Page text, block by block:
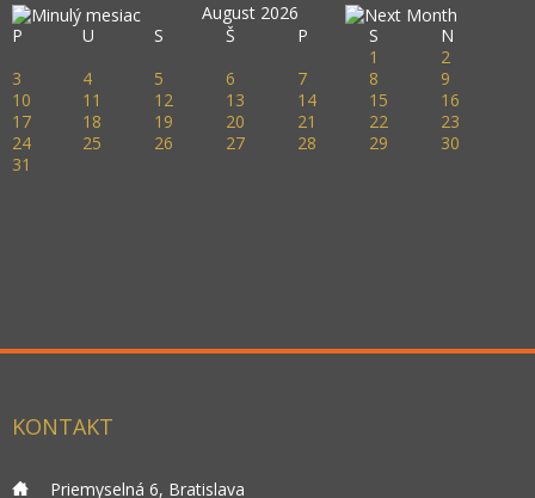
August 2026
P
U S Š P S
N
1
2
3
4 5 6 7 8
9
10
11 12 13 14 15
16
17
18 19 20 21 22
23
24
25 26 27 28 29
30
31
KONTAKT
Priemyselná 6, Bratislava